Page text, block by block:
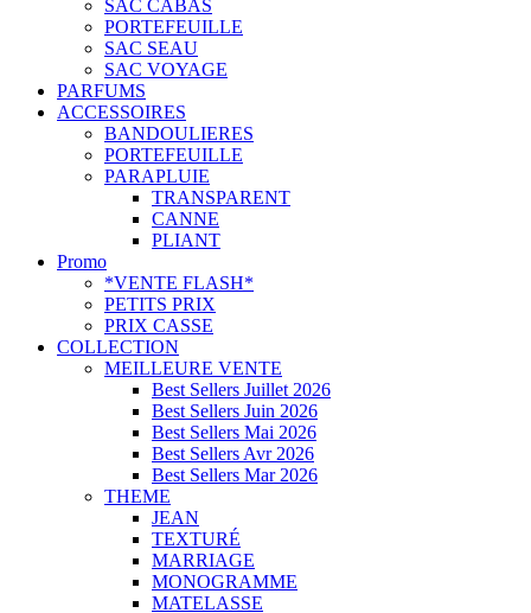
SAC CABAS
PORTEFEUILLE
SAC SEAU
SAC VOYAGE
PARFUMS
ACCESSOIRES
BANDOULIERES
PORTEFEUILLE
PARAPLUIE
TRANSPARENT
CANNE
PLIANT
Promo
*VENTE FLASH*
PETITS PRIX
PRIX CASSE
COLLECTION
MEILLEURE VENTE
Best Sellers Juillet 2026
Best Sellers Juin 2026
Best Sellers Mai 2026
Best Sellers Avr 2026
Best Sellers Mar 2026
THEME
JEAN
TEXTURÉ
MARRIAGE
MONOGRAMME
MATELASSE